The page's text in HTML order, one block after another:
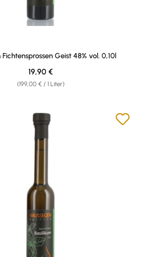
Fichtensprossen Geist 48% vol. 0,10l
(199,00 € / 1 Liter)
Regulärer Preis:
19,90 €